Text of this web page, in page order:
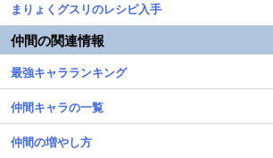
まりょくグスリのレシピ入手
仲間の関連情報
最強キャラランキング
仲間キャラの一覧
仲間の増やし方